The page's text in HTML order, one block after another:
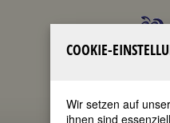
COOKIE-
Wir setzen auf
ihnen sind